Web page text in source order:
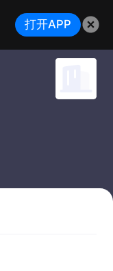
打开APP